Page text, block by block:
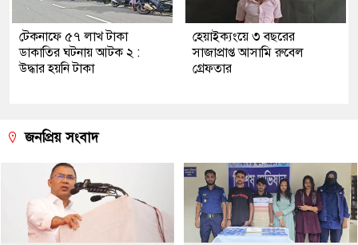
টেকনাফে ৫৭ লাখ টাকা
ডাকাতির ঘটনায় আটক ২ :
উদ্ধার হয়নি টাকা
হেয়াইক্যংয়ে ৩ বছরের
সাজাপ্রাপ্ত আসামি রুবেল
গ্রেফতার
জনপ্রিয় সংবাদ